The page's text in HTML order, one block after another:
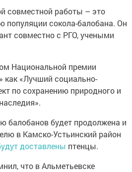
совместной работы – это
популяции сокола-балобана. Он
совместно с РГО, учеными
Национальной премии
как «Лучший социально-
по сохранению природного и
балобанов будет продолжена и
в Камско-Устьинский район
доставлены птенцы.
что в Альметьевске